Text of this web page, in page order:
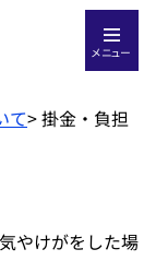
メニュー
て>掛金・負担
やけがをした場